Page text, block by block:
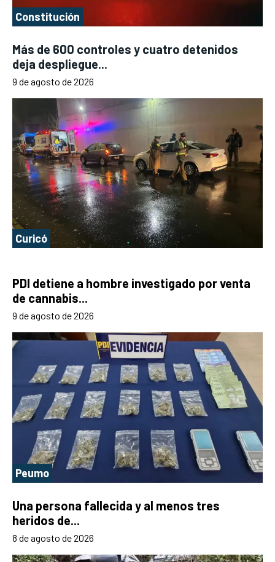
Constitución
Más de 600 controles y cuatro detenidos
deja despliegue...
9 de agosto de 2026
Curicó
PDI detiene a hombre investigado por venta
de cannabis...
9 de agosto de 2026
Peumo
Una persona fallecida y al menos tres
heridos de...
8 de agosto de 2026